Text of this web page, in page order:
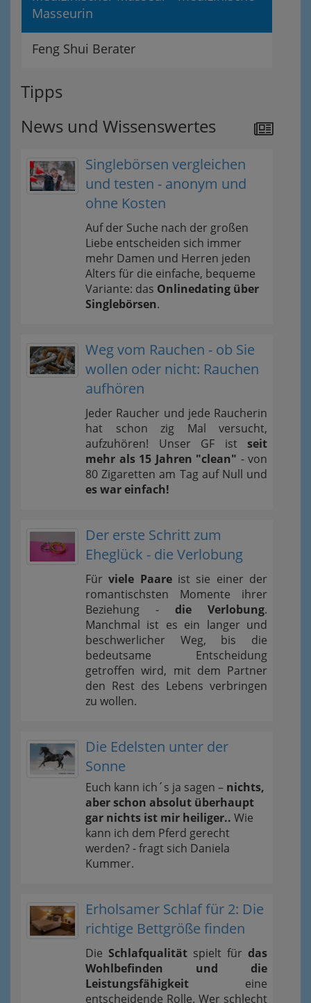
Masseurin
Feng Shui Berater
Tipps
News und Wissenswertes
Singlebörsen vergleichen
und testen - anonym und
ohne Kosten
Auf der Suche nach der großen
Liebe entscheiden sich immer
mehr Damen und Herren jeden
Alters für die einfache, bequeme
Variante: das Onlinedating über
Singlebörsen.
Weg vom Rauchen - ob Sie
wollen oder nicht: Rauchen
aufhören
Jeder Raucher und jede Raucherin
hat schon zig Mal versucht,
aufzuhören! Unser GF ist seit
mehr als 15 Jahren "clean" - von
80 Zigaretten am Tag auf Null und
es war einfach!
Der erste Schritt zum
Eheglück - die Verlobung
Fürviele Paareist sie einer der
romantischsten Momente ihrer
Beziehung - die Verlobung.
Manchmal ist es ein langer und
beschwerlicher Weg, bis die
bedeutsame Entscheidung
getroffen wird, mit dem Partner
den Rest des Lebens verbringen
zu wollen.
Die Edelsten unter der
Sonne
Euch kann ich´s ja sagen – nichts,
aber schon absolut überhaupt
gar nichts ist mir heiliger.. Wie
kann ich dem Pferd gerecht
werden? - fragt sich Daniela
Kummer.
Erholsamer Schlaf für 2: Die
richtige Bettgröße finden
Die Schlafqualität spielt für das
Wohlbefinden und die
Leistungsfähigkeit eine
entscheidende Rolle. Wer schlecht